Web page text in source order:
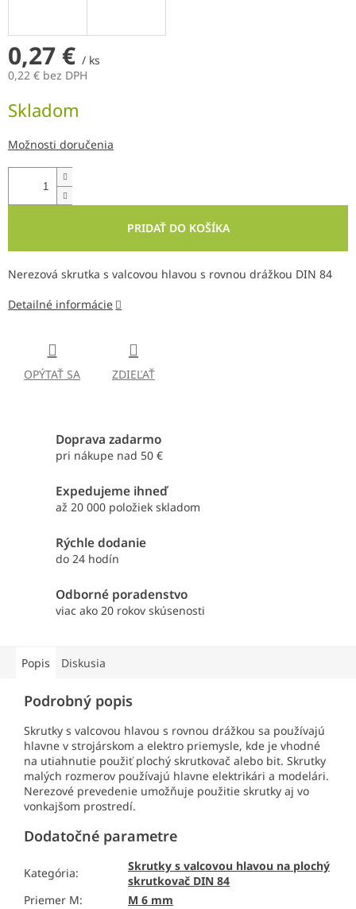
0,27 € / ks
0,22 € bez DPH
cena:
Skladom
Možnosti doručenia
PRIDAŤ DO KOŠÍKA
Nerezová skrutka s valcovou hlavou s rovnou drážkou DIN 84
Detailné informácie
OPÝTAŤ SA ZDIEĽAŤ
Doprava zadarmo
pri nákupe nad 50 €
Expedujeme ihneď
až 20 000 položiek skladom
Rýchle dodanie
do 24 hodín
Odborné poradenstvo
viac ako 20 rokov skúsenosti
Popis Diskusia
Podrobný popis
Skrutky s valcovou hlavou s rovnou drážkou sa používajú
hlavne v strojárskom a elektro priemysle, kde je vhodné
na utiahnutie použiť plochý skrutkovač alebo bit. Skrutky
malých rozmerov používajú hlavne elektrikári a modelári.
Nerezové prevedenie umožňuje použitie skrutky aj vo
vonkajšom prostredí.
Dodatočné parametre
Kategória:
Skrutky s valcovou hlavou na plochý
skrutkovač DIN 84
Priemer M:
M 6 mm